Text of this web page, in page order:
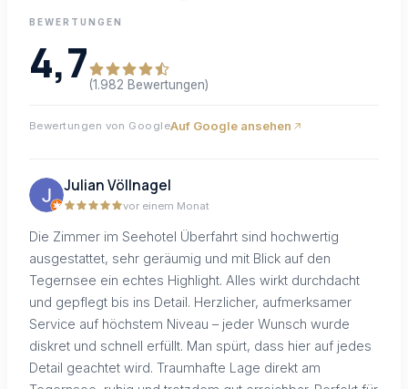
BEWERTUNGEN
4,7 (1.982 Bewertungen)
Bewertungen von GoogleAuf Google ansehen
Julian Völlnagel
vor einem Monat
Die Zimmer im Seehotel Überfahrt sind hochwertig
ausgestattet, sehr geräumig und mit Blick auf den
Tegernsee ein echtes Highlight. Alles wirkt durchdacht
und gepflegt bis ins Detail. Herzlicher, aufmerksamer
Service auf höchstem Niveau – jeder Wunsch wurde
diskret und schnell erfüllt. Man spürt, dass hier auf jedes
Detail geachtet wird. Traumhafte Lage direkt am